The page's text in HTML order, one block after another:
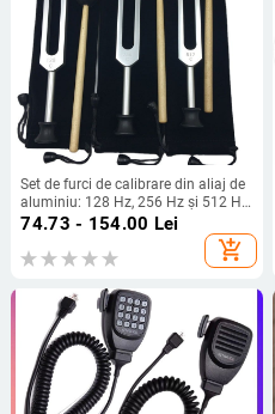
Set de furci de calibrare din aliaj de
aluminiu: 128 Hz, 256 Hz și 512 Hz,
cu suport triunghiular sau bază,
74.73 - 154.00 Lei
add_shopping_cart